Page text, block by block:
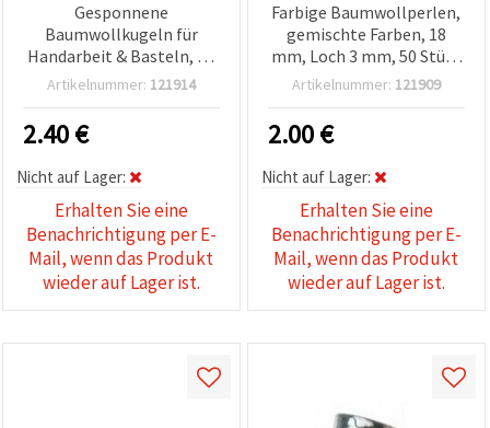
Gesponnene
Baumwollkugeln für
Handarbeit & Basteln, 50
mm, Loch 6 mm – 5 Stück
Artikelnummer: 121914
2.40€
Nicht auf Lager:
Erhalten Sie eine
Benachrichtigung per E-
Mail, wenn das Produkt
wieder auf Lager ist.
Farbige Baumwollperlen,
gemischte Farben, 18
mm, Loch 3 mm, 50 Stück
– Bastelperlen
Artikelnummer: 121909
2.00€
Nicht auf Lager:
Erhalten Sie eine
Benachrichtigung per E-
Mail, wenn das Produkt
wieder auf Lager ist.